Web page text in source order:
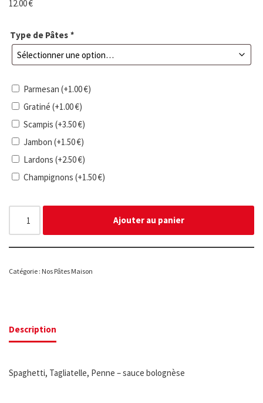
12.00€
Type de Pâtes *
Parmesan (+1.00€)
Gratiné (+1.00€)
Scampis (+3.50€)
Jambon (+1.50€)
Lardons (+2.50€)
Champignons (+1.50€)
Ajouter au panier
Catégorie : Nos Pâtes Maison
Description
Spaghetti, Tagliatelle, Penne – sauce bolognèse